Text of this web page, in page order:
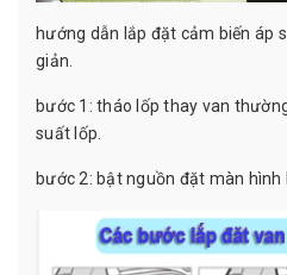
hướng dẫn lắp đặt cảm biến áp
giản.
bước 1: tháo lốp thay van
suất lốp.
bước 2: bật nguồn đặt màn hình